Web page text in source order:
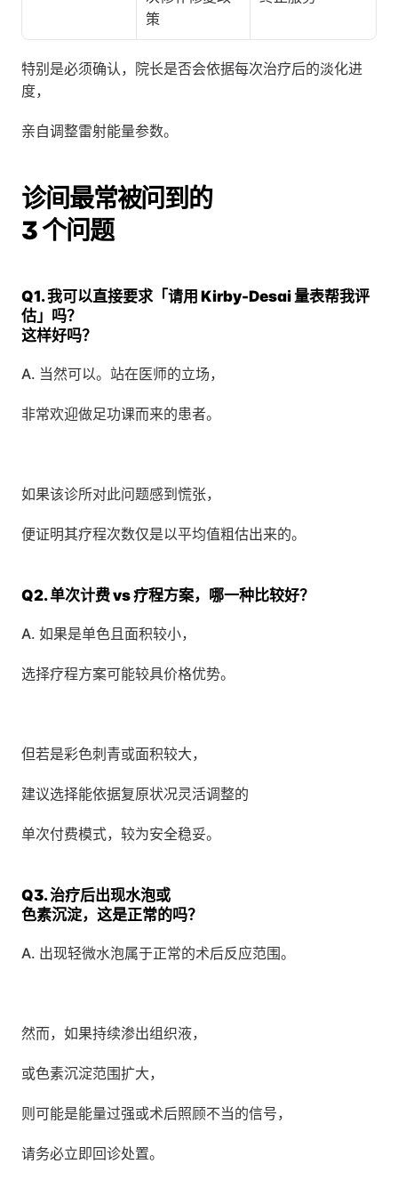
策
特别是必须确认，院长是否会依据每次治疗后的淡化进
度，
亲自调整雷射能量参数。
诊间最常被问到的
3 个问题
Q1. 我可以直接要求「请用 Kirby-Desai 量表帮我评
估」吗？
这样好吗？
A. 当然可以。站在医师的立场，
非常欢迎做足功课而来的患者。
如果该诊所对此问题感到慌张，
便证明其疗程次数仅是以平均值粗估出来的。
Q2. 单次计费 vs 疗程方案，哪一种比较好？
A. 如果是单色且面积较小，
选择疗程方案可能较具价格优势。
但若是彩色刺青或面积较大，
建议选择能依据复原状况灵活调整的
单次付费模式，较为安全稳妥。
Q3. 治疗后出现水泡或
色素沉淀，这是正常的吗？
A. 出现轻微水泡属于正常的术后反应范围。
然而，如果持续渗出组织液，
或色素沉淀范围扩大，
则可能是能量过强或术后照顾不当的信号，
请务必立即回诊处置。